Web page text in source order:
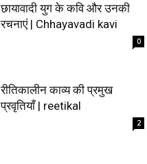
छायावादी युग के कवि और उनकी
रचनाएं | Chhayavadi kavi
0
रीतिकालीन काव्य की प्रमुख
प्रवृतियाँ | reetikal
2